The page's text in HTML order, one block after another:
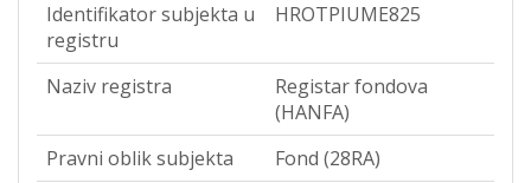
Identifikator subjekta u
registru
HROTPIUME825
Naziv registra
Registar fondova
(HANFA)
Pravni oblik subjekta
Fond (28RA)